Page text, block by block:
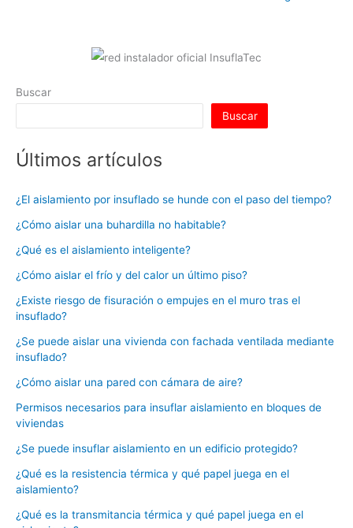
s
p
e e
o
k
di l
p
Buscar
Buscar
Últimos artículos
¿El aislamiento por insuflado se hunde con el paso del tiempo?
¿Cómo aislar una buhardilla no habitable?
¿Qué es el aislamiento inteligente?
¿Cómo aislar el frío y del calor un último piso?
¿Existe riesgo de fisuración o empujes en el muro tras el
insuflado?
¿Se puede aislar una vivienda con fachada ventilada mediante
insuflado?
¿Cómo aislar una pared con cámara de aire?
Permisos necesarios para insuflar aislamiento en bloques de
viviendas
¿Se puede insuflar aislamiento en un edificio protegido?
¿Qué es la resistencia térmica y qué papel juega en el
aislamiento?
¿Qué es la transmitancia térmica y qué papel juega en el